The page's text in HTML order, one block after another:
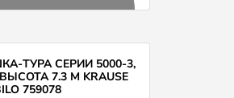
ТУРА СЕРИИ 5000-3,
7.3 М KRAUSE
759078